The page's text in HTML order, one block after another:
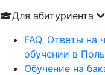
Для абитуриента
FAQ. Ответы на
обучении в
Обучение на